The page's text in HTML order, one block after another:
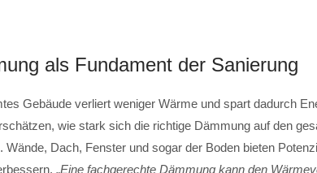
als Fundament der Sanierung
Gebäude verliert weniger Wärme und spart dadurch
wie stark sich die richtige Dämmung auf den
Wände, Dach, Fenster und sogar der Boden bieten
„Eine fachgerechte Dämmung kann den